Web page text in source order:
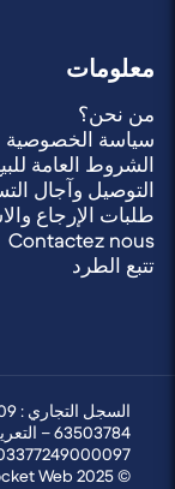
معلومات
من نحن؟
سياسة الخصوصية
الشروط العامة
التوصيل وآجال
طلبات الإرجاع
Contactez nous
تتبع الطرد
© 2025 Rocket Web – جميع الحقوق محفوظة